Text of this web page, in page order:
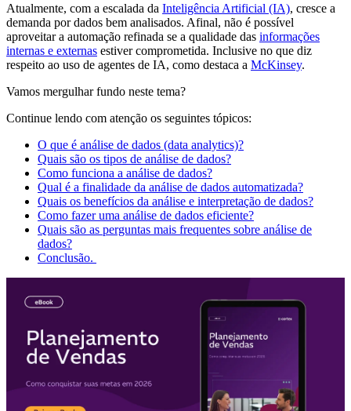
Atualmente, com a escalada da Inteligência Artificial (IA), cresce a
demanda por dados bem analisados. Afinal, não é possível
aproveitar a automação refinada se a qualidade das informações
internas e externas estiver comprometida. Inclusive no que diz
respeito ao uso de agentes de IA, como destaca a McKinsey.
Vamos mergulhar fundo neste tema?
Continue lendo com atenção os seguintes tópicos:
O que é análise de dados (data analytics)?
Quais são os tipos de análise de dados?
Como funciona a análise de dados?
Qual é a finalidade da análise de dados automatizada?
Quais os benefícios da análise e interpretação de dados?
Como fazer uma análise de dados eficiente?
Quais são as perguntas mais frequentes sobre análise de
dados?
Conclusão.